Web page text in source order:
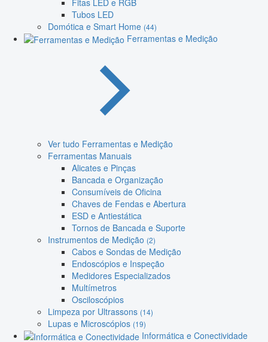
Tubos LED
Domótica e Smart Home (44)
Ferramentas e Medição
Ver tudo Ferramentas e Medição
Ferramentas Manuais
Alicates e Pinças
Bancada e Organização
Consumíveis de Oficina
Chaves de Fendas e Abertura
ESD e Antiestática
Tornos de Bancada e Suporte
Instrumentos de Medição (2)
Cabos e Sondas de Medição
Endoscópios e Inspeção
Medidores Especializados
Multímetros
Osciloscópios
Limpeza por Ultrassons (14)
Lupas e Microscópios (19)
Informática e Conectividade